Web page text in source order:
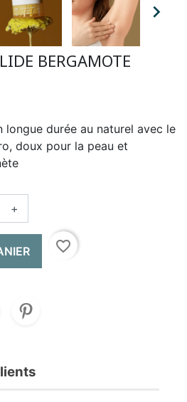

BERGAMOTE
durée au naturel avec le
doux pour la peau et
+
favorite_border